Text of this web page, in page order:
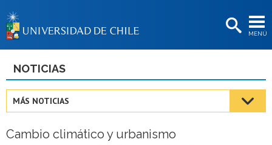
MENÚ
BIBLIOTECAS
Estudiantes
Académicas/os
NOTICIAS
MÁS NOTICIAS
Cambio climático y urbanismo